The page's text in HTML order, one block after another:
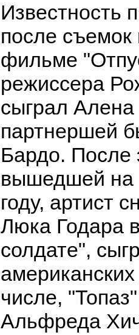
Известность
после
фильме
режиссера
сыграл
партнершей
Бардо. После
вышедшей на
году, артист
Люка Годара
солдате",
числе,
Альфреда